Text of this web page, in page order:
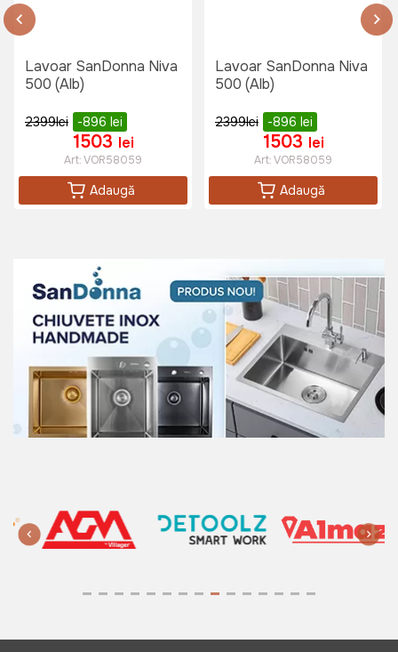
Lavoar SanDonna Niva
500 (Alb)
2399lei -896 lei
1503 lei
Art:VOR58059
Adaugă
Lavoar SanDonna Niva
500 (Alb)
2399lei -896 lei
1503 lei
Art:VOR58059
Adaugă